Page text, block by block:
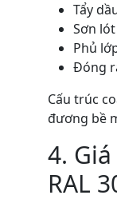
Tẩy
Sơn
Phủ
Đóng
Cấu trúc
đương bề
4.
RAL